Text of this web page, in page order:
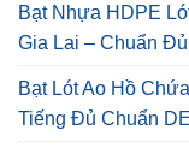
Bạt Nhựa HDPE
Gia Lai – Chuẩn
Bạt Lót Ao Hồ
Tiếng Đủ Chuẩn